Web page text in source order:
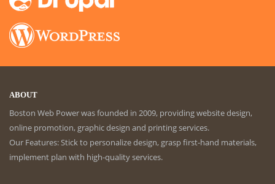
ABOUT
Boston Web Power was founded in 2009, providing website design,
online promotion, graphic design and printing services.
Our Features: Stick to personalize design, grasp first-hand materials,
implement plan with high-quality services.